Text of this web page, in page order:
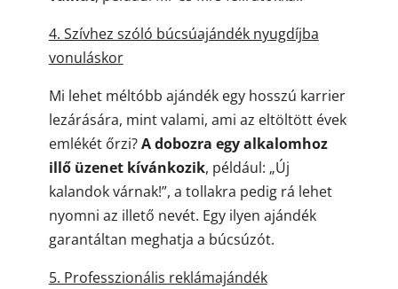
4. Szívhez szóló búcsúajándék nyugdíjba
vonuláskor
Mi lehet méltóbb ajándék egy hosszú karrier
lezárására, mint valami, ami az eltöltött évek
emlékét őrzi?A dobozra egy alkalomhoz
illő üzenet kívánkozik, például: „Új
kalandok várnak!”, a tollakra pedig rá lehet
nyomni az illető nevét. Egy ilyen ajándék
garantáltan meghatja a búcsúzót.
5. Professzionális reklámajándék